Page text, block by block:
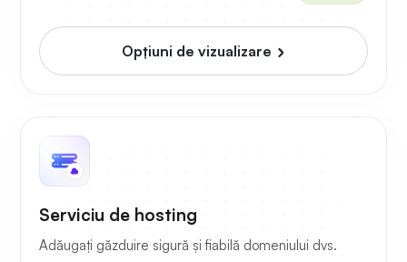
Opțiuni de vizualizare
Serviciu de hosting
Adăugați găzduire sigură și fiabilă domeniului dvs.